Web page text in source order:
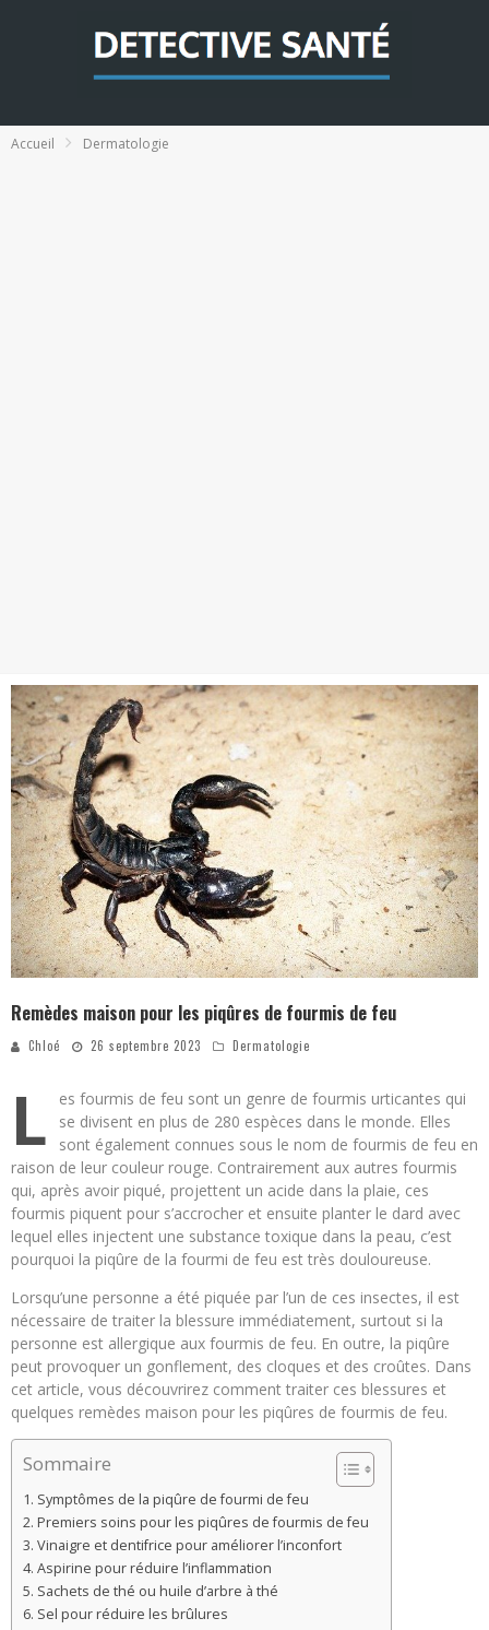
Accueil Dermatologie
Remèdes maison pour les piqûres de fourmis de feu
Chloé 26 septembre 2023 Dermatologie
L
es fourmis de feu sont un genre de fourmis urticantes qui
se divisent en plus de 280 espèces dans le monde. Elles
sont également connues sous le nom de fourmis de feu en
raison de leur couleur rouge. Contrairement aux autres fourmis
qui, après avoir piqué, projettent un acide dans la plaie, ces
fourmis piquent pour s’accrocher et ensuite planter le dard avec
lequel elles injectent une substance toxique dans la peau, c’est
pourquoi la piqûre de la fourmi de feu est très douloureuse.
Lorsqu’une personne a été piquée par l’un de ces insectes, il est
nécessaire de traiter la blessure immédiatement, surtout si la
personne est allergique aux fourmis de feu. En outre, la piqûre
peut provoquer un gonflement, des cloques et des croûtes. Dans
cet article, vous découvrirez comment traiter ces blessures et
quelques remèdes maison pour les piqûres de fourmis de feu.
Sommaire
Symptômes de la piqûre de fourmi de feu
Premiers soins pour les piqûres de fourmis de feu
Vinaigre et dentifrice pour améliorer l’inconfort
Aspirine pour réduire l’inflammation
Sachets de thé ou huile d’arbre à thé
Sel pour réduire les brûlures